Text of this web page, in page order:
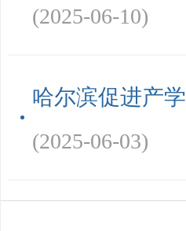
(2025-06-10)
哈尔滨促进产
(2025-06-03)